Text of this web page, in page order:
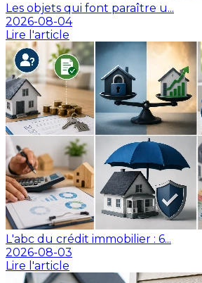
Les objets qui font paraître u...
2026-08-04
Lire l'article
L'abc du crédit immobilier : 6...
2026-08-03
Lire l'article